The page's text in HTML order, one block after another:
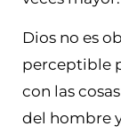
Dios no es
perceptible
con las
del hombre